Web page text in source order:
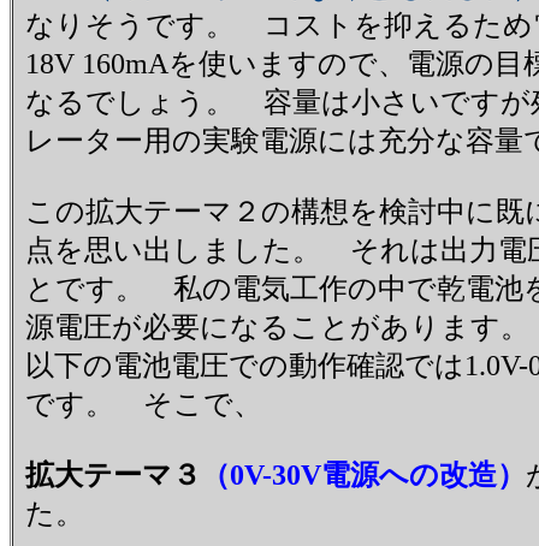
なりそうです。 コストを抑えるため
18V 160mAを使いますので、電源の目
なるでしょう。 容量は小さいですが
レーター用の実験電源には充分な容量
この拡大テーマ２の構想を検討中に
点を思い出しました。 それは出力電
とです。 私の電気工作の中で乾電池
源電圧が必要になることがあります
以下の電池電圧での動作確認では
です。 そこで、
拡大テーマ３ （0V-30V電源への改造）
た。